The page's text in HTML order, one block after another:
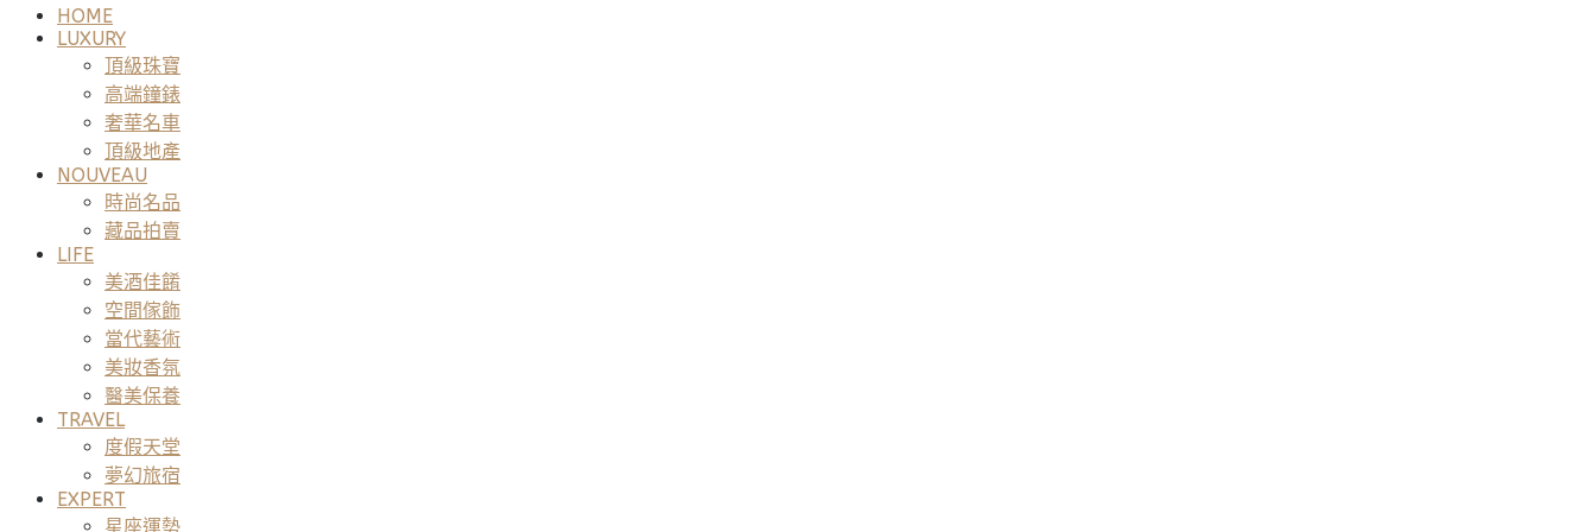
HOME
LUXURY
頂級珠寶
高端鐘錶
奢華名車
頂級地產
NOUVEAU
時尚名品
藏品拍賣
LIFE
美酒佳餚
空間傢飾
當代藝術
美妝香氛
醫美保養
TRAVEL
度假天堂
夢幻旅宿
EXPERT
星座運勢